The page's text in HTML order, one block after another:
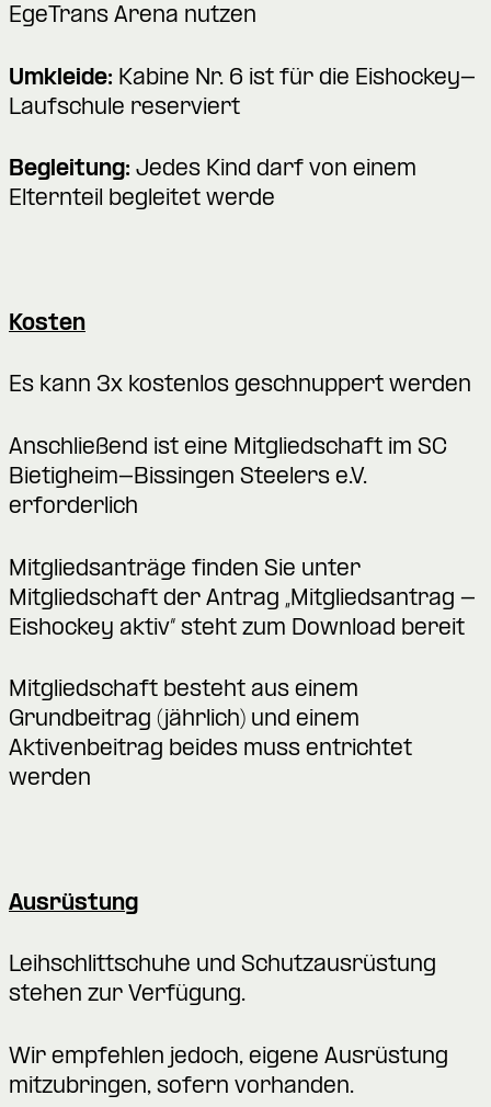
EgeTrans Arena nutzen
Umkleide: Kabine Nr. 6 ist für die Eishockey-
Laufschule reserviert
Begleitung: Jedes Kind darf von einem
Elternteil begleitet werde
Kosten
Es kann 3x kostenlos geschnuppert werden
Anschließend ist eine Mitgliedschaft im SC
Bietigheim-Bissingen Steelers e.V.
erforderlich
Mitgliedsanträge finden Sie unter
Mitgliedschaft der Antrag „Mitgliedsantrag -
Eishockey aktiv“ steht zum Download bereit
Mitgliedschaft besteht aus einem
Grundbeitrag (jährlich) und einem
Aktivenbeitrag beides muss entrichtet
werden
Ausrüstung
Leihschlittschuhe und Schutzausrüstung
stehen zur Verfügung.
Wir empfehlen jedoch, eigene Ausrüstung
mitzubringen, sofern vorhanden.